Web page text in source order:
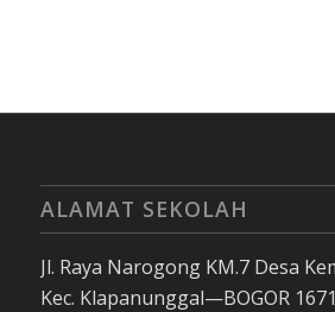
ALAMAT SEKOLAH
Jl. Raya Narogong KM.7 Desa
Kec. Klapanunggal—BOGOR